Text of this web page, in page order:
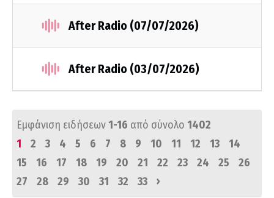
After Radio (07/07/2026)
After Radio (03/07/2026)
Εμφάνιση ειδήσεων1-16 από σύνολο 1402
1
2 3 4 5 6 7 8 9 10 11 12 13
14
15
16 17 18 19 20 21 22 23 24 25
26
27
28 29 30 31 32 33 ›